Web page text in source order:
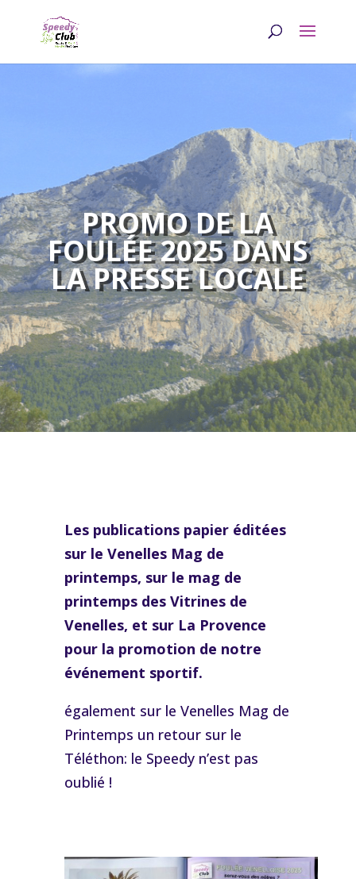
PROMO DE LA
FOULÉE 2025 DANS
LA PRESSE LOCALE
Les publications papier éditées
sur le Venelles Mag de
printemps, sur le mag de
printemps des Vitrines de
Venelles, et sur La Provence
pour la promotion de notre
événement sportif.
également sur le Venelles Mag de
Printemps un retour sur le
Téléthon: le Speedy n’est pas
oublié !